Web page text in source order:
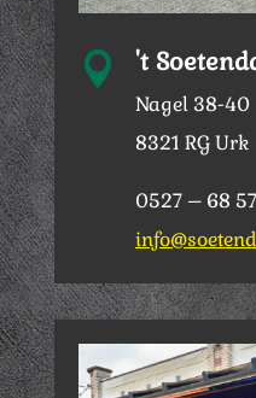
 't
Nagel 38-40
8321 RG Urk
0527 – 68